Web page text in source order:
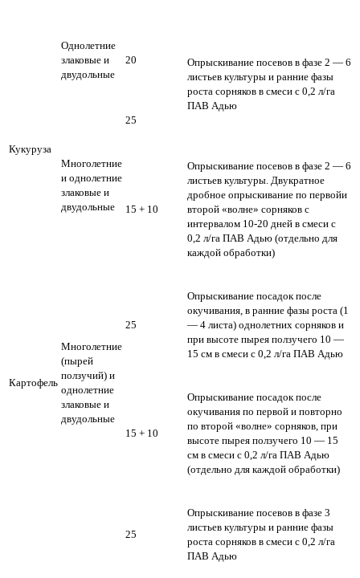
Кукуруза
Однолетние
злаковые и
двудольные
20
Опрыскивание посевов в фазе 2 — 6
листьев культуры и ранние фазы
роста сорняков в смеси с 0,2 л/га
ПАВ Адью
Многолетние
и однолетние
злаковые и
двудольные
25
15 + 10
Опрыскивание посевов в фазе 2 — 6
листьев культуры. Двукратное
дробное опрыскивание по первойи
второй «волне» сорняков с
интервалом 10-20 дней в смеси с
0,2 л/га ПАВ Адью (отдельно для
каждой обработки)
Картофель
Многолетние
(пырей
ползучий) и
однолетние
злаковые и
двудольные
25
Опрыскивание посадок после
окучивания, в ранние фазы роста (1
— 4 листа) однолетних сорняков и
при высоте пырея ползучего 10 —
15 см в смеси с 0,2 л/га ПАВ Адью
15 + 10
Опрыскивание посадок после
окучивания по первой и повторно
по второй «волне» сорняков, при
высоте пырея ползучего 10 — 15
см в смеси с 0,2 л/га ПАВ Адью
(отдельно для каждой обработки)
25
Опрыскивание посевов в фазе 3
листьев культуры и ранние фазы
роста сорняков в смеси с 0,2 л/га
ПАВ Адью